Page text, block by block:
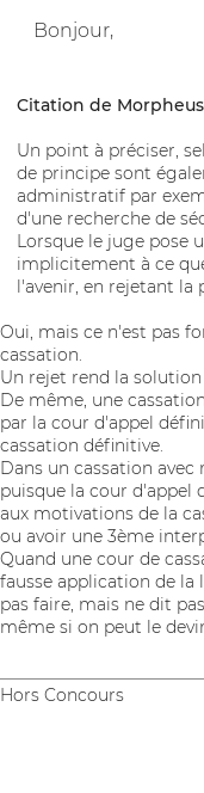
Bonjour,
Citation de
Un point à préciser,
de principe sont
administratif par
d'une recherche de
Lorsque le juge pose
implicitement à ce
l'avenir, en rejetant la
Oui, mais ce n'est pas
cassation.
Un rejet rend la
De même, une
par la cour d'appel
cassation définitive.
Dans un cassation
puisque la cour d'appel
aux motivations de la
ou avoir une 3ème
Quand une cour de
fausse application de
pas faire, mais ne dit
même si on peut le
Hors Concours